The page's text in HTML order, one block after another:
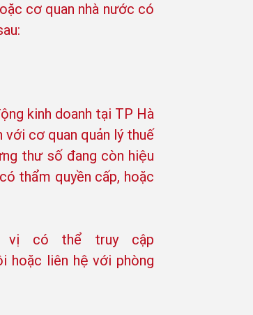
cơ quan nhà nước có
kinh doanh tại TP Hà
cơ quan quản lý thuế
thư số đang còn hiệu
thẩm quyền cấp, hoặc
vị có thể truy cập
hoặc liên hệ với phòng